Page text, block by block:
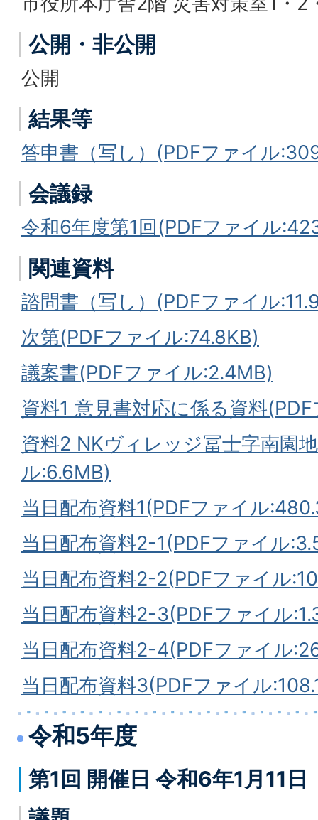
公開・非公開
公開
結果等
答申書（写し）(PDFファイル
会議録
令和6年度第1回(PDFファイル
関連資料
諮問書（写し）(PDFファイル
次第(PDFファイル:74.8KB)
議案書(PDFファイル:2.4MB)
資料1 意見書対応に係る資料
資料2 NKヴィレッジ冨士字南園
ル:6.6MB)
当日配布資料1(PDFファイル
当日配布資料2-1(PDFファイル
当日配布資料2-2(PDFファイル
当日配布資料2-3(PDFファイル
当日配布資料2-4(PDFファイル
当日配布資料3(PDFファイル
令和5年度
第1回 開催日 令和6年1月11日